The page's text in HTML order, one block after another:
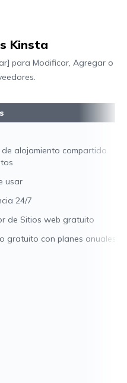
Kinsta
para Modificar, Agregar o
de alojamiento compartido
usar
24/7
de Sitios web gratuito
gratuito con planes anuales